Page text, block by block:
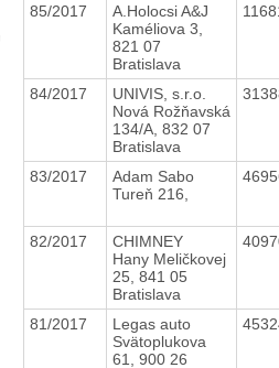
85/2017
A.Holocsi A&J
Kaméliova 3,
821 07
Bratislava
84/2017
UNIVIS, s.r.o.
Nová Rožňavská
134/A, 832 07
Bratislava
83/2017
Adam Sabo
Tureň 216,
82/2017
CHIMNEY
Hany Meličkovej
25, 841 05
Bratislava
81/2017
Legas auto
Svätoplukova
61, 900 26